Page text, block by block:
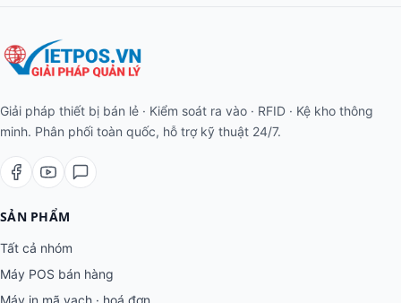
Giải pháp thiết bị bán lẻ · Kiểm soát ra vào · RFID · Kệ kho thông
minh. Phân phối toàn quốc, hỗ trợ kỹ thuật 24/7.
SẢN PHẨM
Tất cả nhóm
Máy POS bán hàng
Máy in mã vạch · hoá đơn